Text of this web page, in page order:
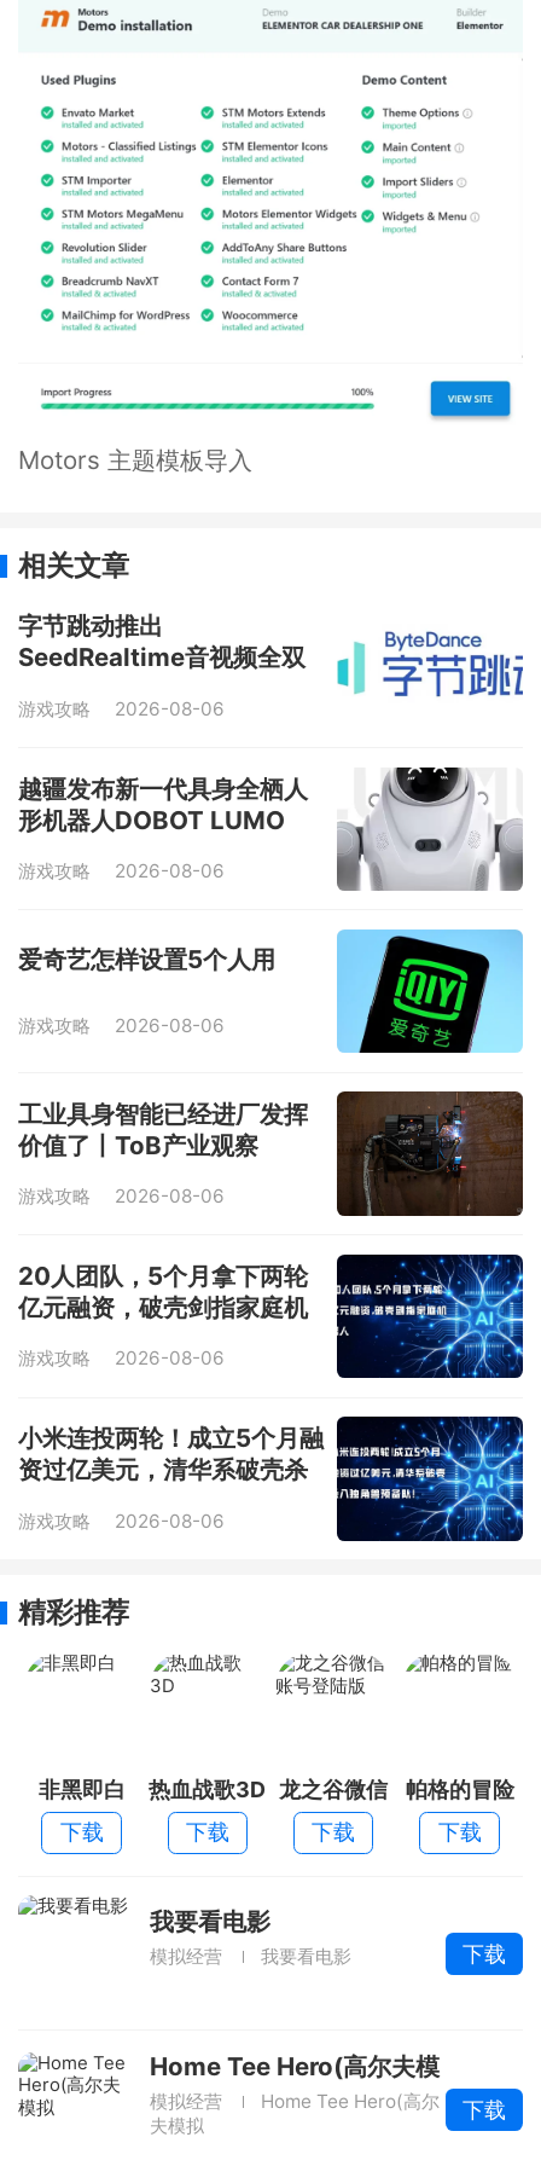
Motors 主题模板导入
相关文章
字节跳动推出
SeedRealtime音视频全双
游戏攻略 2026-08-06
越疆发布新一代具身全栖人
形机器人DOBOT LUMO
游戏攻略 2026-08-06
爱奇艺怎样设置5个人用
游戏攻略 2026-08-06
工业具身智能已经进厂发挥
价值了丨ToB产业观察
游戏攻略 2026-08-06
20人团队，5个月拿下两轮
亿元融资，破壳剑指家庭机
游戏攻略 2026-08-06
小米连投两轮！成立5个月融
资过亿美元，清华系破壳杀
游戏攻略 2026-08-06
精彩推荐
非黑即白
下载
热血战歌3D
下载
龙之谷微信
账号登陆版
下载
帕格的冒险
下载
我要看电影
模拟经营 我要看电影 下载
Home Tee Hero(高尔夫模
拟
模拟经营
Home Tee Hero(高尔
夫模拟
下载